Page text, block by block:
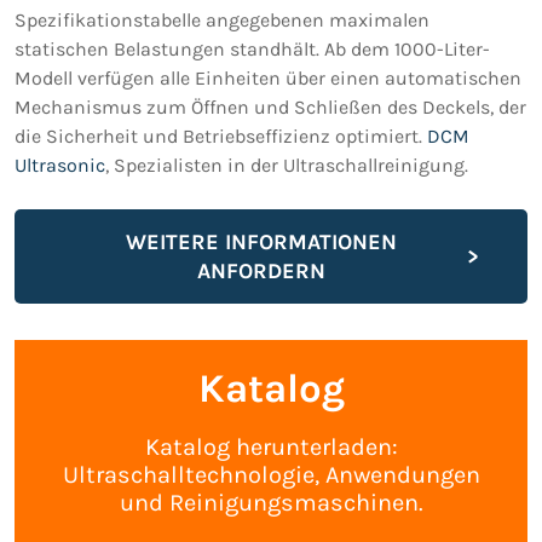
Spezifikationstabelle angegebenen maximalen
statischen Belastungen standhält. Ab dem 1000-Liter-
Modell verfügen alle Einheiten über einen automatischen
Mechanismus zum Öffnen und Schließen des Deckels, der
die Sicherheit und Betriebseffizienz optimiert. DCM
Ultrasonic, Spezialisten in der Ultraschallreinigung.
WEITERE INFORMATIONEN
ANFORDERN
Katalog
Katalog herunterladen:
Ultraschalltechnologie, Anwendungen
und Reinigungsmaschinen.